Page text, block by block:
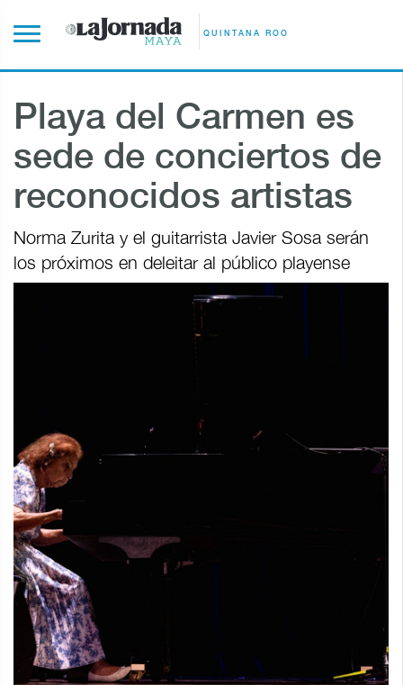
QUINTANA ROO
Playa del Carmen es
sede de conciertos de
reconocidos artistas
Norma Zurita y el guitarrista Javier Sosa serán
los próximos en deleitar al público playense